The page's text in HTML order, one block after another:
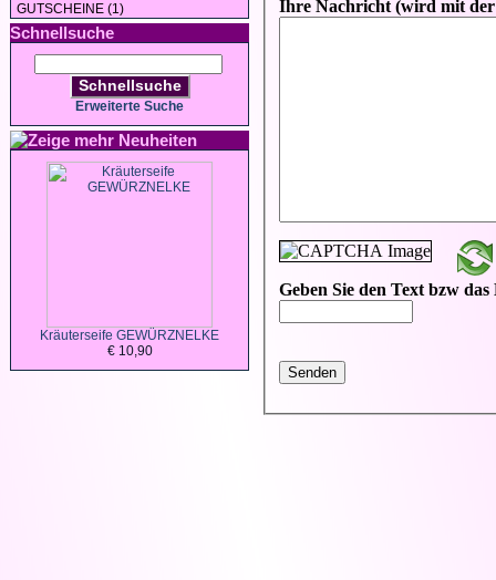
GUTSCHEINE (1)
Schnellsuche
Schnellsuche
Erweiterte Suche
Neuheiten
Kräuterseife GEWÜRZNELKE
€ 10,90